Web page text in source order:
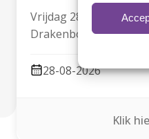
Vrijdag 28 augustus
Drakenbootraces
28-08-2026
Klik